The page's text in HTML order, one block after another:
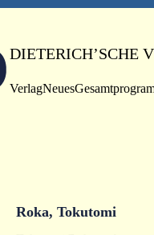
DIETERICH’SCHE
VerlagNeues
Roka, Tokutomi